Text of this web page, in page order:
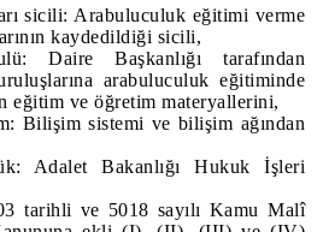
sicili: Arabuluculuk eğitimi verme
kaydedildiği sicili,
Daire Başkanlığı tarafından
arabuluculuk eğitiminde
eğitim ve öğretim materyallerini,
Bilişim sistemi ve bilişim ağından
Adalet Bakanlığı Hukuk İşleri
tarihli ve 5018 sayılı Kamu Malî